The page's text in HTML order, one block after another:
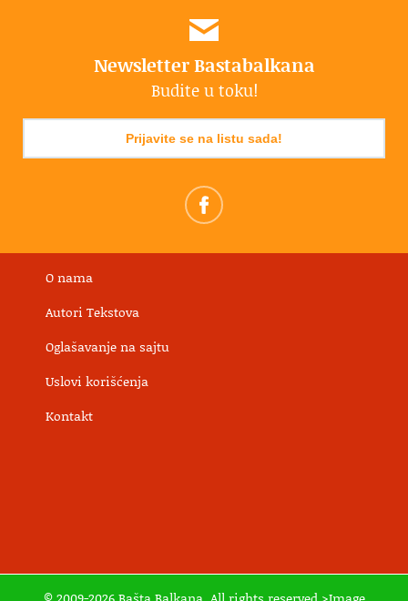
Newsletter Bastabalkana
Budite u toku!
Prijavite se na listu sada!
O nama
Autori Tekstova
Oglašavanje na sajtu
Uslovi korišćenja
Kontakt